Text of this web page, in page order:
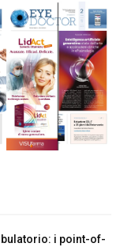
i point-of-